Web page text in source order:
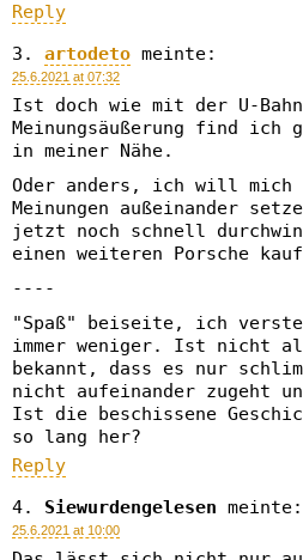
Reply
artodeto meinte:
25.6.2021 at 07:32
Ist doch wie mit der U-
Meinungsäußerung find
in meiner Nähe.
Oder anders, ich will mich
Meinungen außeinander
jetzt noch schnell
einen weiteren Porsche
----
"Spaß" beiseite, ich
immer weniger. Ist nicht
bekannt, dass es nur
nicht aufeinander zugeht
Ist die beschissene
so lang her?
Reply
Siewurdengelesen meinte:
25.6.2021 at 10:00